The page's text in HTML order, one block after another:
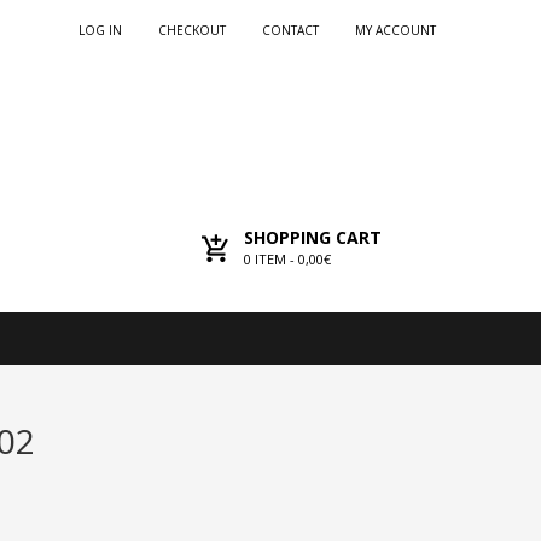
MY ACCOUNT
CONTACT
CHECKOUT
LOG IN
SHOPPING CART
0 ITEM - 0,00€